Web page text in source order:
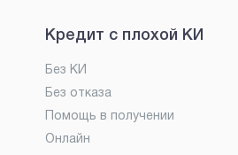
Кредит с плохой КИ
Без КИ
Без отказа
Помощь в получении
Онлайн